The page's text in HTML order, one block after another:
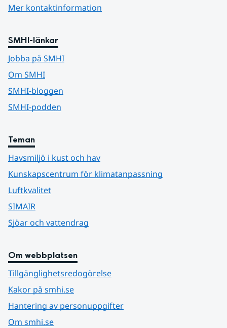
Mer kontaktinformation
SMHI-länkar
Jobba på SMHI
Om SMHI
SMHI-bloggen
SMHI-podden
Teman
Havsmiljö i kust och hav
Kunskapscentrum för klimatanpassning
Luftkvalitet
SIMAIR
Sjöar och vattendrag
Om webbplatsen
Tillgänglighetsredogörelse
Kakor på smhi.se
Hantering av personuppgifter
Om smhi.se